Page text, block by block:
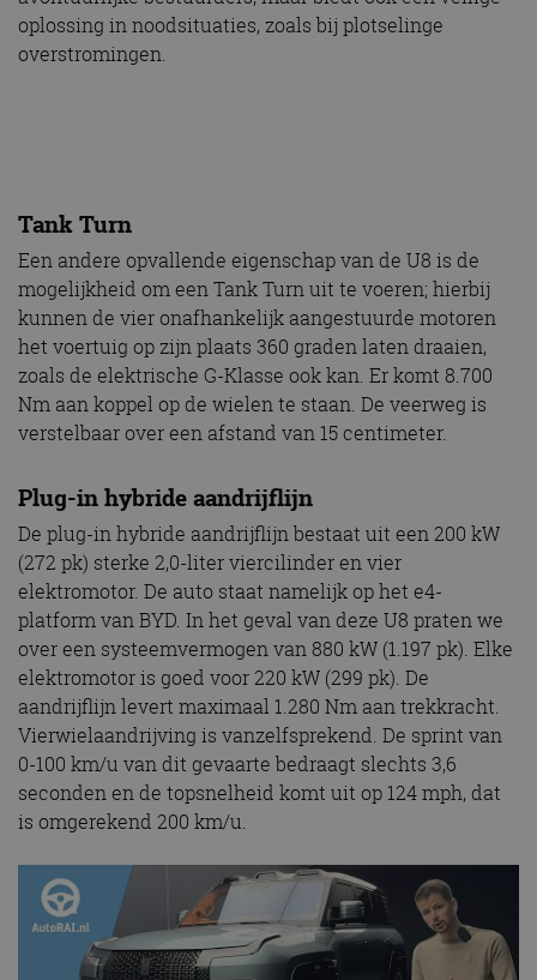
oplossing in noodsituaties, zoals bij plotselinge
overstromingen.
Tank Turn
Een andere opvallende eigenschap van de U8 is de
mogelijkheid om een Tank Turn uit te voeren; hierbij
kunnen de vier onafhankelijk aangestuurde motoren
het voertuig op zijn plaats 360 graden laten draaien,
zoals de elektrische G-Klasse ook kan. Er komt 8.700
Nm aan koppel op de wielen te staan. De veerweg is
verstelbaar over een afstand van 15 centimeter.
Plug-in hybride aandrijflijn
De plug-in hybride aandrijflijn bestaat uit een 200 kW
(272 pk) sterke 2,0-liter viercilinder en vier
elektromotor. De auto staat namelijk op het e4-
platform van BYD. In het geval van deze U8 praten we
over een systeemvermogen van 880 kW (1.197 pk). Elke
elektromotor is goed voor 220 kW (299 pk). De
aandrijflijn levert maximaal 1.280 Nm aan trekkracht.
Vierwielaandrijving is vanzelfsprekend. De sprint van
0-100 km/u van dit gevaarte bedraagt slechts 3,6
seconden en de topsnelheid komt uit op 124 mph, dat
is omgerekend 200 km/u.